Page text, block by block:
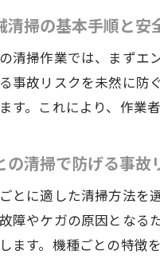
清掃の基本手順と安
清掃作業では、まずエ
事故リスクを未然に防
す。これにより、作業
の清掃で防げる事故
とに適した清掃方法を
障やケガの原因となる
ます。機種ごとの特徴